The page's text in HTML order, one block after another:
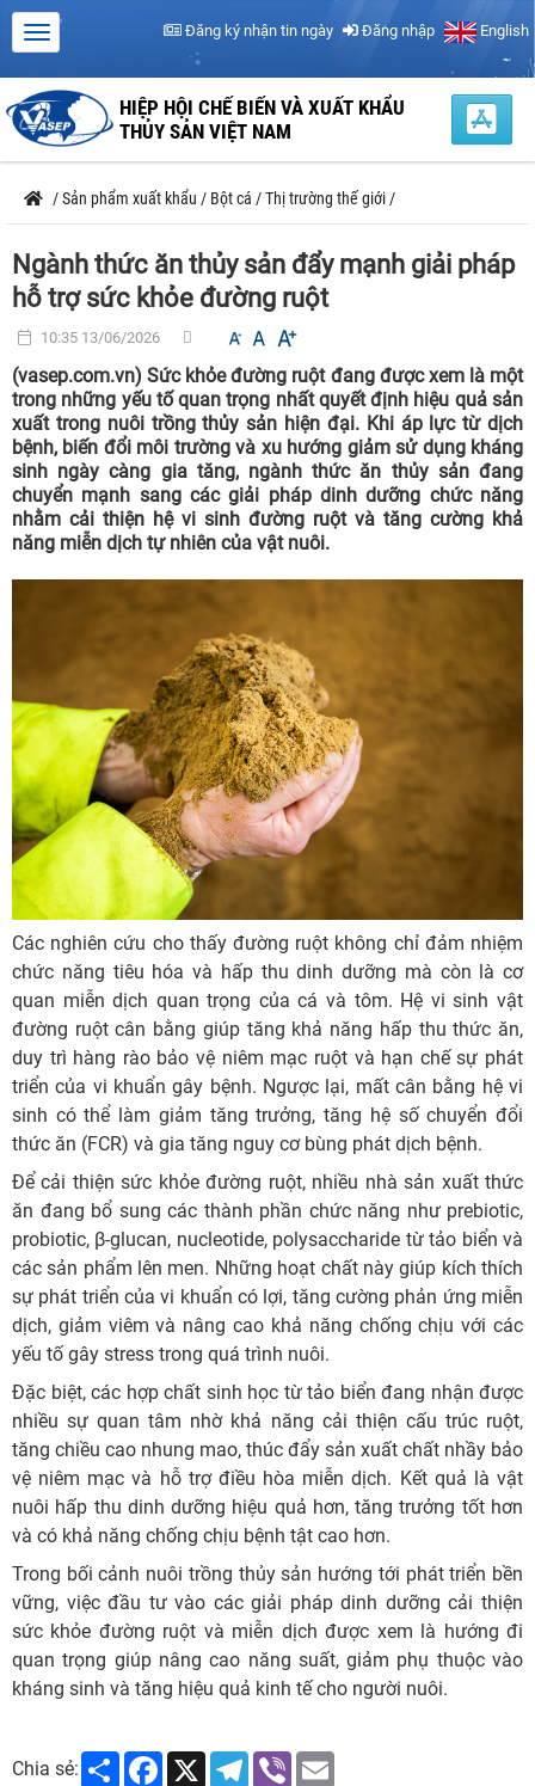
Đăng ký nhận tin ngày Đăng nhập English
HIỆP HỘI CHẾ BIẾN VÀ XUẤT KHẨU
THỦY SẢN VIỆT NAM
/Sản phẩm xuất khẩu / Bột cá /Thị trường thế giới /
Ngành thức ăn thủy sản đẩy mạnh giải pháp
hỗ trợ sức khỏe đường ruột
10:35 13/06/2026
(vasep.com.vn) Sức khỏe đường ruột đang được xem là một
trong những yếu tố quan trọng nhất quyết định hiệu quả sản
xuất trong nuôi trồng thủy sản hiện đại. Khi áp lực từ dịch
bệnh, biến đổi môi trường và xu hướng giảm sử dụng kháng
sinh ngày càng gia tăng, ngành thức ăn thủy sản đang
chuyển mạnh sang các giải pháp dinh dưỡng chức năng
nhằm cải thiện hệ vi sinh đường ruột và tăng cường khả
năng miễn dịch tự nhiên của vật nuôi.
Các nghiên cứu cho thấy đường ruột không chỉ đảm nhiệm
chức năng tiêu hóa và hấp thu dinh dưỡng mà còn là cơ
quan miễn dịch quan trọng của cá và tôm. Hệ vi sinh vật
đường ruột cân bằng giúp tăng khả năng hấp thu thức ăn,
duy trì hàng rào bảo vệ niêm mạc ruột và hạn chế sự phát
triển của vi khuẩn gây bệnh. Ngược lại, mất cân bằng hệ vi
sinh có thể làm giảm tăng trưởng, tăng hệ số chuyển đổi
thức ăn (FCR) và gia tăng nguy cơ bùng phát dịch bệnh.
Để cải thiện sức khỏe đường ruột, nhiều nhà sản xuất thức
ăn đang bổ sung các thành phần chức năng như prebiotic,
probiotic, β-glucan, nucleotide, polysaccharide từ tảo biển và
các sản phẩm lên men. Những hoạt chất này giúp kích thích
sự phát triển của vi khuẩn có lợi, tăng cường phản ứng miễn
dịch, giảm viêm và nâng cao khả năng chống chịu với các
yếu tố gây stress trong quá trình nuôi.
Đặc biệt, các hợp chất sinh học từ tảo biển đang nhận được
nhiều sự quan tâm nhờ khả năng cải thiện cấu trúc ruột,
tăng chiều cao nhung mao, thúc đẩy sản xuất chất nhầy bảo
vệ niêm mạc và hỗ trợ điều hòa miễn dịch. Kết quả là vật
nuôi hấp thu dinh dưỡng hiệu quả hơn, tăng trưởng tốt hơn
và có khả năng chống chịu bệnh tật cao hơn.
Trong bối cảnh nuôi trồng thủy sản hướng tới phát triển bền
vững, việc đầu tư vào các giải pháp dinh dưỡng cải thiện
sức khỏe đường ruột và miễn dịch được xem là hướng đi
quan trọng giúp nâng cao năng suất, giảm phụ thuộc vào
kháng sinh và tăng hiệu quả kinh tế cho người nuôi.
Chia sẻ: Share Facebook
X Telegram
Viber